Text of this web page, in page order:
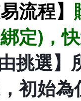
流程】
定)，
挑選】
初始